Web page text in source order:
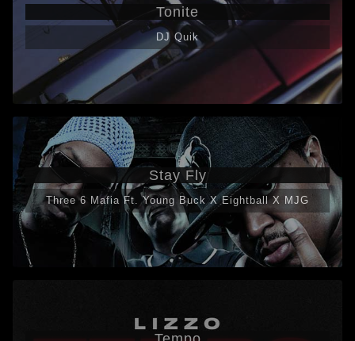
Tonite
DJ Quik
Stay Fly
Three 6 Mafia Ft. Young Buck X Eightball X MJG